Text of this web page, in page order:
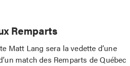
Remparts
Matt Lang sera la vedette d’une
match des Remparts de Québec